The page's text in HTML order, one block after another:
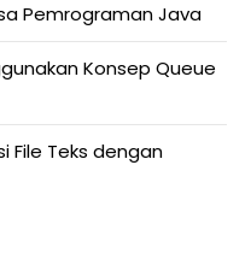
Pemrograman Java
Konsep Queue
File Teks dengan